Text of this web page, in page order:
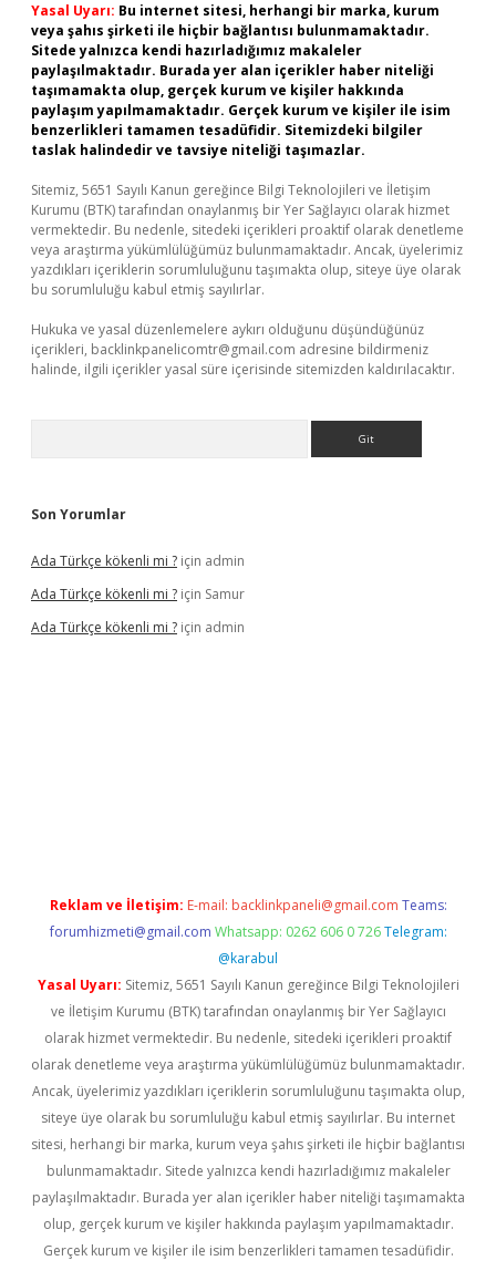
Yasal Uyarı: Bu internet sitesi, herhangi bir marka, kurum
veya şahıs şirketi ile hiçbir bağlantısı bulunmamaktadır.
Sitede yalnızca kendi hazırladığımız makaleler
paylaşılmaktadır. Burada yer alan içerikler haber niteliği
taşımamakta olup, gerçek kurum ve kişiler hakkında
paylaşım yapılmamaktadır. Gerçek kurum ve kişiler ile isim
benzerlikleri tamamen tesadüfidir. Sitemizdeki bilgiler
taslak halindedir ve tavsiye niteliği taşımazlar.
Sitemiz, 5651 Sayılı Kanun gereğince Bilgi Teknolojileri ve İletişim
Kurumu (BTK) tarafından onaylanmış bir Yer Sağlayıcı olarak hizmet
vermektedir. Bu nedenle, sitedeki içerikleri proaktif olarak denetleme
veya araştırma yükümlülüğümüz bulunmamaktadır. Ancak, üyelerimiz
yazdıkları içeriklerin sorumluluğunu taşımakta olup, siteye üye olarak
bu sorumluluğu kabul etmiş sayılırlar.
Hukuka ve yasal düzenlemelere aykırı olduğunu düşündüğünüz
içerikleri, backlinkpanelicomtr@gmail.com adresine bildirmeniz
halinde, ilgili içerikler yasal süre içerisinde sitemizden kaldırılacaktır.
Son Yorumlar
Ada Türkçe kökenli mi ? için admin
Ada Türkçe kökenli mi ? için Samur
Ada Türkçe kökenli mi ? için admin
Reklam ve İletişim: E-mail: backlinkpaneli@gmail.com Teams:
forumhizmeti@gmail.com Whatsapp: 0262 606 0 726 Telegram:
@karabul
Yasal Uyarı: Sitemiz, 5651 Sayılı Kanun gereğince Bilgi Teknolojileri
ve İletişim Kurumu (BTK) tarafından onaylanmış bir Yer Sağlayıcı
olarak hizmet vermektedir. Bu nedenle, sitedeki içerikleri proaktif
olarak denetleme veya araştırma yükümlülüğümüz bulunmamaktadır.
Ancak, üyelerimiz yazdıkları içeriklerin sorumluluğunu taşımakta olup,
siteye üye olarak bu sorumluluğu kabul etmiş sayılırlar. Bu internet
sitesi, herhangi bir marka, kurum veya şahıs şirketi ile hiçbir bağlantısı
bulunmamaktadır. Sitede yalnızca kendi hazırladığımız makaleler
paylaşılmaktadır. Burada yer alan içerikler haber niteliği taşımamakta
olup, gerçek kurum ve kişiler hakkında paylaşım yapılmamaktadır.
Gerçek kurum ve kişiler ile isim benzerlikleri tamamen tesadüfidir.